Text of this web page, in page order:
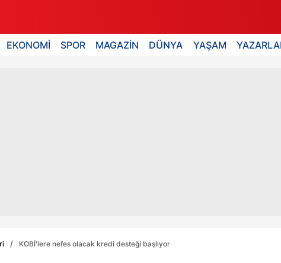
EKONOMİ SPOR MAGAZİN DÜNYA YAŞAM
KOBİ'lere nefes olacak kredi desteği başlıyor